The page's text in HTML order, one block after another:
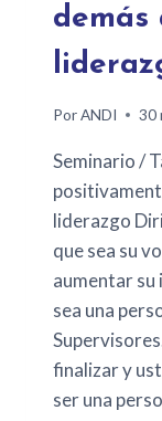
demás
PorANDI 30
Seminario /
liderazgo
que sea su
aumentar su
sea una
finalizar y
ser una